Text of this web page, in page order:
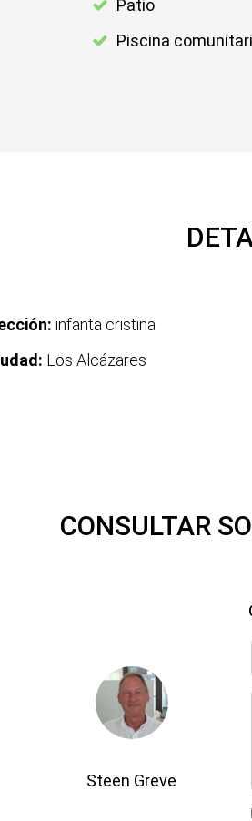
Patio
Piscina
infanta cristina
Los Alcázares
CONSULTAR
Steen Greve